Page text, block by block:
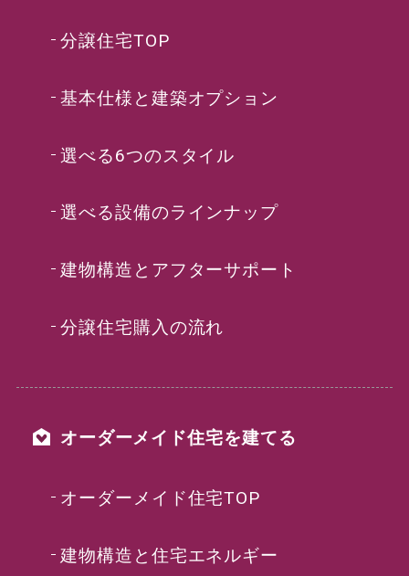
分譲住宅TOP
基本仕様と建築オプション
選べる6つのスタイル
選べる設備のラインナップ
建物構造とアフターサポート
分譲住宅購入の流れ
オーダーメイド住宅を建てる
オーダーメイド住宅TOP
建物構造と住宅エネルギー